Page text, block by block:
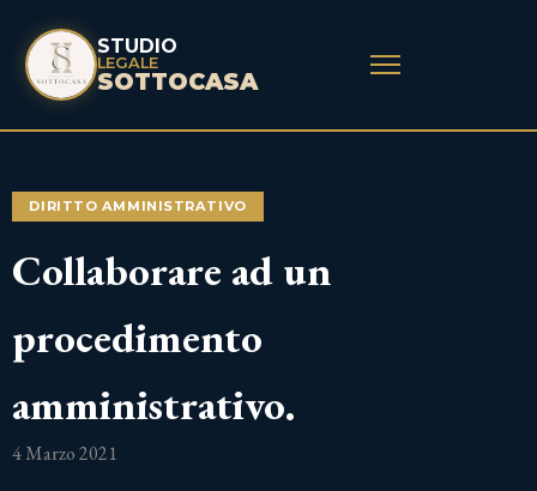
STUDIO
LEGALE
SOTTOCASA
DIRITTO AMMINISTRATIVO
Collaborare ad un
procedimento
amministrativo.
4 Marzo 2021